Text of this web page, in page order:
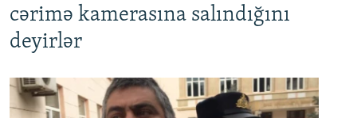
cərimə kamerasına salındığını
deyirlər